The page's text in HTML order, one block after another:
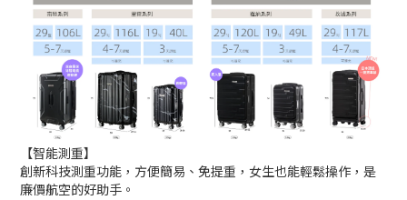
【智能測重】
創新科技測重功能，方便簡易、免提重，女生也能輕鬆操作，是
廉價航空的好助手。